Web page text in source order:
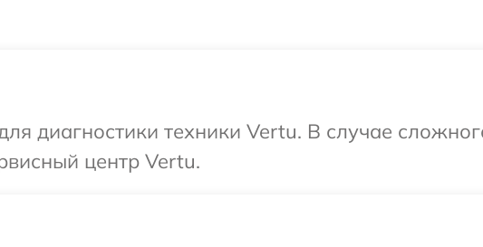
диагностики техники Vertu. В случае
центр Vertu.